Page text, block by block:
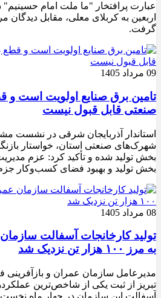
عبارت پرافتخار "ما ملت امام حسینیم"
اربعین به کربلای معلی، مقابل دیدگان
گرفت.
09 مرداد 1405
تامین برق صنایع اولویت است
صنعتی قابل قبول نیست
استاندار آذربایجان شرقی در نشست
شهرک‌های صنعتی استان، خواستار
بخش تولید شده و تأکید کرد: عزم
بخش تولید و بهبود فضای کسب‌وکار
08 مرداد 1405
تولید کارخانجات آسفالت
به مرز ۱۰۰ هزار تن نزدیک شد
مدیرعامل سازمان عمران و
تبریز از ثبت یکی از شاخص‌ترین